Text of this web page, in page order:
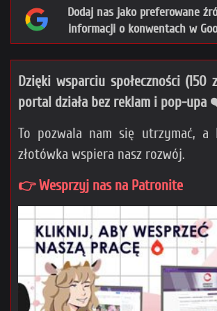
Dodaj nas jako preferowane
informacji o konwentach w
Dzięki wsparciu społeczności (150
portal działa bez reklam i pop-upa
To pozwala nam się utrzymać, a
złotówka wspiera nasz rozwój.
👉 Wesprzyj nas na Patronite